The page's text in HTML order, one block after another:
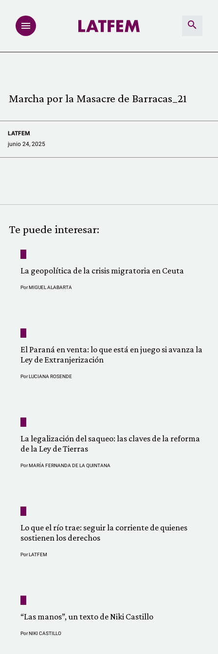
REDACCIÓN ABIERTA
QUIÉNES SOMOS
Marcha por la Masacre de Barracas_21
LATFEM
junio 24, 2025
Te puede interesar:
La geopolítica de la crisis migratoria en Ceuta
PorMIGUEL ALABARTA
El Paraná en venta: lo que está en juego si avanza la
Ley de Extranjerización
PorLUCIANA ROSENDE
La legalización del saqueo: las claves de la reforma
de la Ley de Tierras
PorMARÍA FERNANDA DE LA QUINTANA
Lo que el río trae: seguir la corriente de quienes
sostienen los derechos
PorLATFEM
“Las manos”, un texto de Niki Castillo
PorNIKI CASTILLO